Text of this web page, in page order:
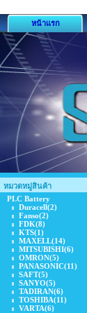
หน้าแรก
หมวดหมู่สินค้า
PLC Battery
Duracell(2)
Fanso(2)
FDK(8)
KTS(1)
MAXELL(14)
MITSUBISHI(6)
OMRON(5)
PANASONIC(11)
SAFT(5)
SANYO(5)
TADIRAN(6)
TOSHIBA(11)
VARTA(6)